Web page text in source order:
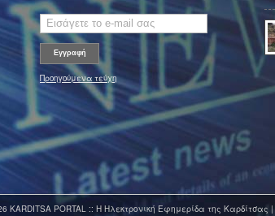
Προηγούμενα τεύχη
KARDITSA PORTAL :: Η Ηλεκτρονική Εφημερίδα της Καρδίτσας |